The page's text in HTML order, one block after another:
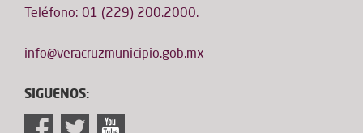
Teléfono: 01 (229) 200.2000.
info@veracruzmunicipio.gob.mx
SIGUENOS: